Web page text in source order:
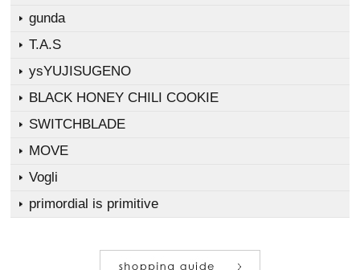
gunda
T.A.S
ysYUJISUGENO
BLACK HONEY CHILI COOKIE
SWITCHBLADE
MOVE
Vogli
primordial is primitive